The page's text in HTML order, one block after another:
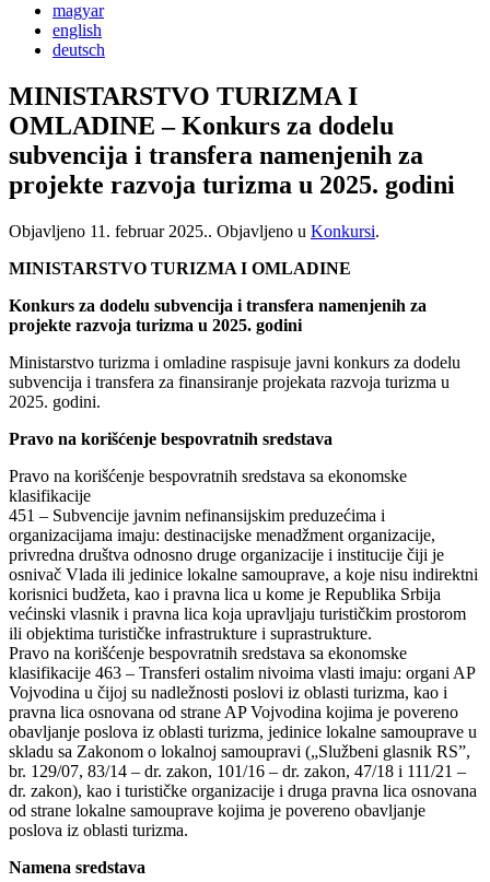
magyar
english
deutsch
MINISTARSTVO TURIZMA I
OMLADINE – Konkurs za dodelu
subvencija i transfera namenjenih za
projekte razvoja turizma u 2025. godini
Objavljeno 11. februar 2025.. Objavljeno u Konkursi.
MINISTARSTVO TURIZMA I OMLADINE
Konkurs za dodelu subvencija i transfera namenjenih za
projekte razvoja turizma u 2025. godini
Ministarstvo turizma i omladine raspisuje javni konkurs za dodelu
subvencija i transfera za finansiranje projekata razvoja turizma u
2025. godini.
Pravo na korišćenje bespovratnih sredstava
Pravo na korišćenje bespovratnih sredstava sa ekonomske
klasifikacije
451 – Subvencije javnim nefinansijskim preduzećima i
organizacijama imaju: destinacijske menadžment organizacije,
privredna društva odnosno druge organizacije i institucije čiji je
osnivač Vlada ili jedinice lokalne samouprave, a koje nisu indirektni
korisnici budžeta, kao i pravna lica u kome je Republika Srbija
većinski vlasnik i pravna lica koja upravljaju turističkim prostorom
ili objektima turističke infrastrukture i suprastrukture.
Pravo na korišćenje bespovratnih sredstava sa ekonomske
klasifikacije 463 – Transferi ostalim nivoima vlasti imaju: organi AP
Vojvodina u čijoj su nadležnosti poslovi iz oblasti turizma, kao i
pravna lica osnovana od strane AP Vojvodina kojima je povereno
obavljanje poslova iz oblasti turizma, jedinice lokalne samouprave u
skladu sa Zakonom o lokalnoj samoupravi („Službeni glasnik RSˮ,
br. 129/07, 83/14 – dr. zakon, 101/16 – dr. zakon, 47/18 i 111/21 –
dr. zakon), kao i turističke organizacije i druga pravna lica osnovana
od strane lokalne samouprave kojima je povereno obavljanje
poslova iz oblasti turizma.
Namena sredstava